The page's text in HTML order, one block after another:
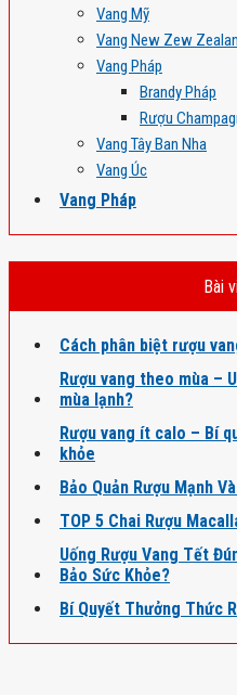
Vang Mỹ
Vang New Zew
Vang Pháp
Brandy Pháp
Rượu
Vang Tây Ban Nha
Vang Úc
Vang Pháp
Bài
Cách phân biệt rượu
Rượu vang theo mùa –
mùa lạnh?
Rượu vang ít calo – Bí
khỏe
Bảo Quản Rượu Mạnh
TOP 5 Chai Rượu
Uống Rượu Vang Tết
Bảo Sức Khỏe?
Bí Quyết Thưởng Thức